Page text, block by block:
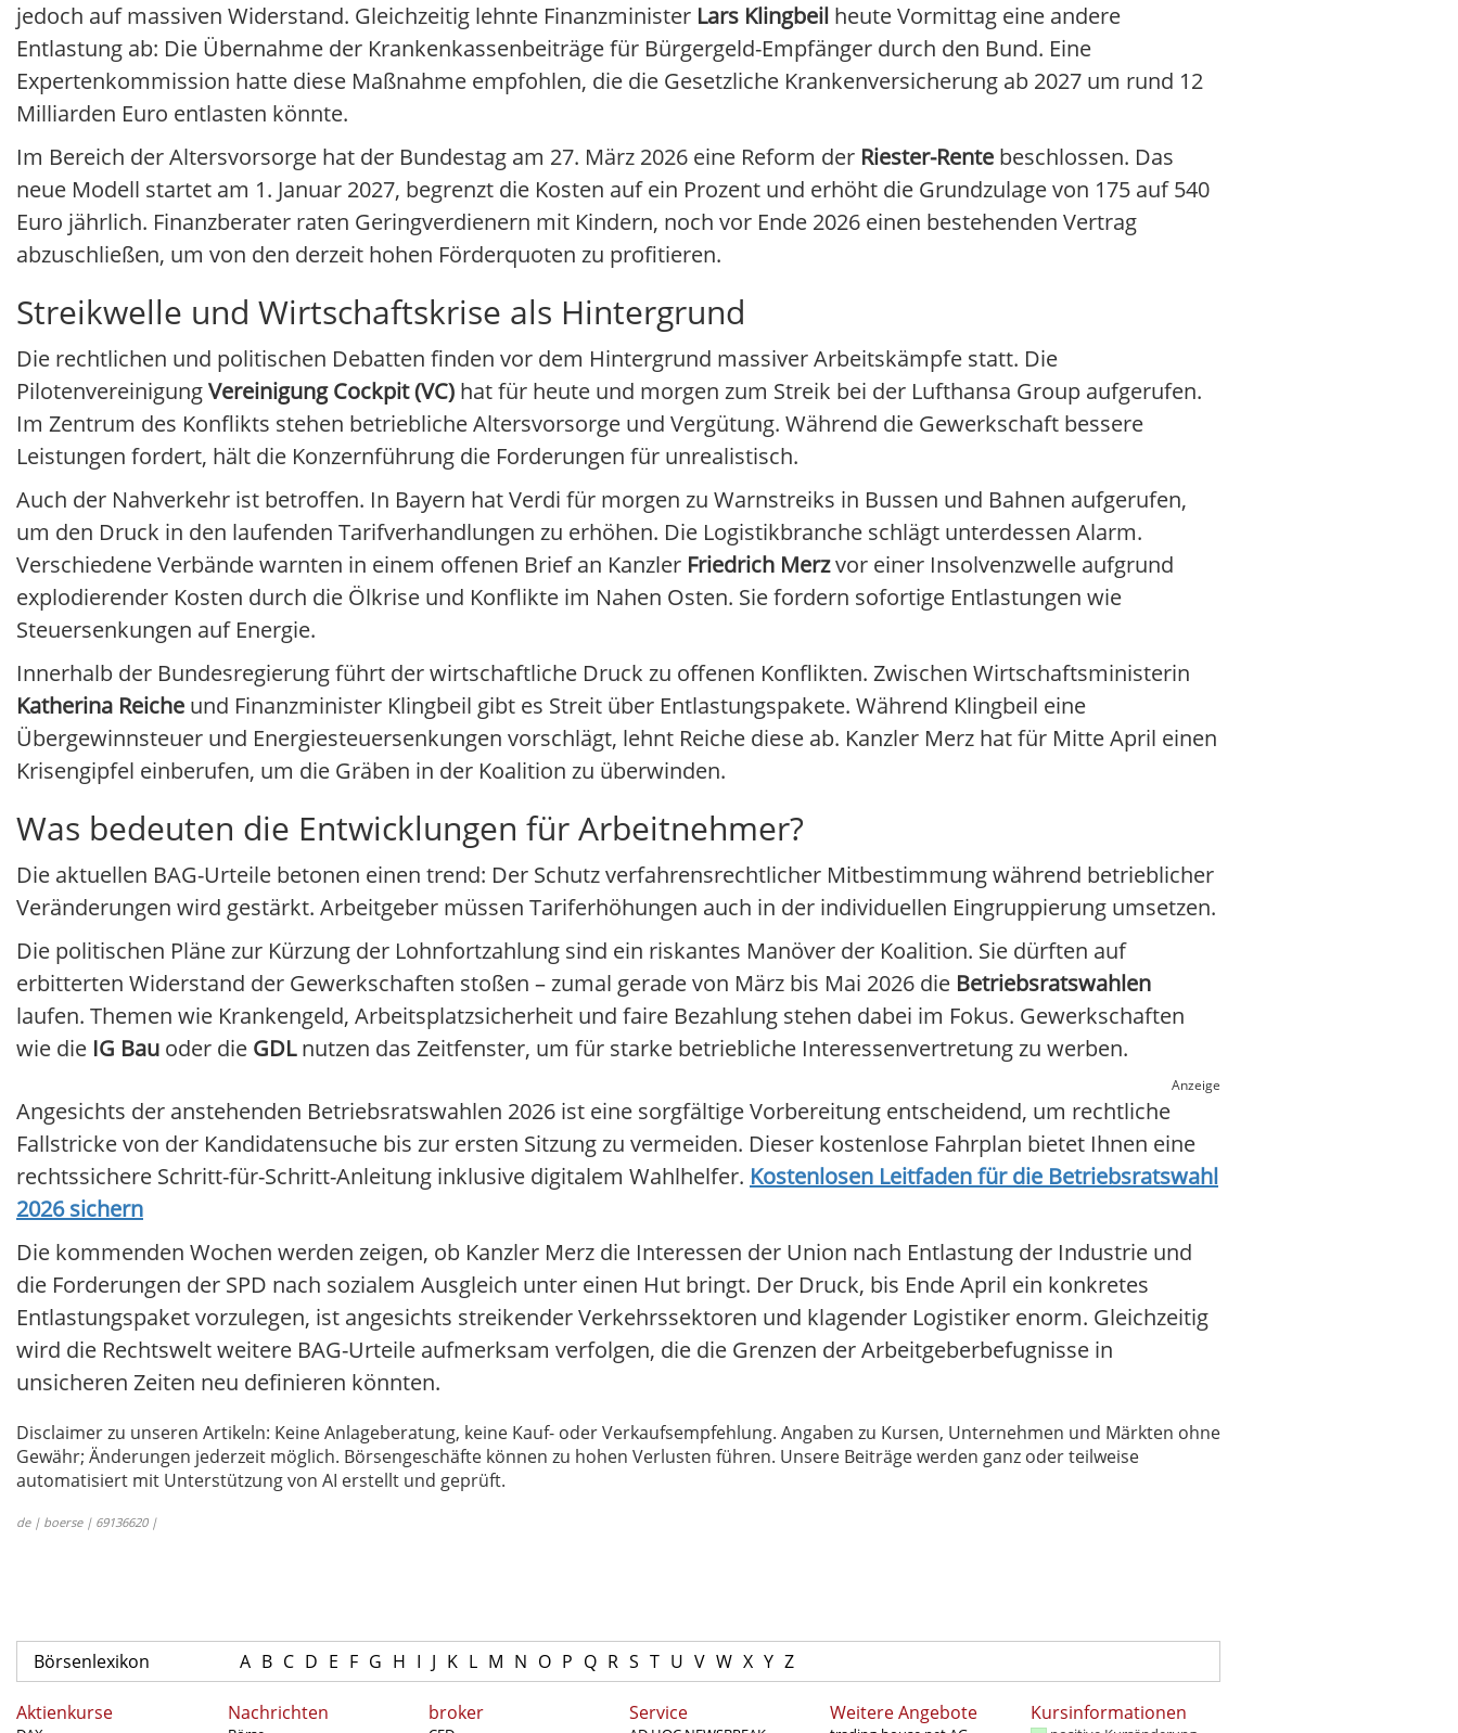
jedoch auf massiven Widerstand. Gleichzeitig lehnte Finanzminister Lars Klingbeil heute Vormittag eine andere
Entlastung ab: Die Übernahme der Krankenkassenbeiträge für Bürgergeld-Empfänger durch den Bund. Eine
Expertenkommission hatte diese Maßnahme empfohlen, die die Gesetzliche Krankenversicherung ab 2027 um rund 12
Milliarden Euro entlasten könnte.
Im Bereich der Altersvorsorge hat der Bundestag am 27. März 2026 eine Reform der Riester-Rente beschlossen. Das
neue Modell startet am 1. Januar 2027, begrenzt die Kosten auf ein Prozent und erhöht die Grundzulage von 175 auf 540
Euro jährlich. Finanzberater raten Geringverdienern mit Kindern, noch vor Ende 2026 einen bestehenden Vertrag
abzuschließen, um von den derzeit hohen Förderquoten zu profitieren.
Streikwelle und Wirtschaftskrise als Hintergrund
Die rechtlichen und politischen Debatten finden vor dem Hintergrund massiver Arbeitskämpfe statt. Die
PilotenvereinigungVereinigung Cockpit (VC) hat für heute und morgen zum Streik bei der Lufthansa Group aufgerufen.
Im Zentrum des Konflikts stehen betriebliche Altersvorsorge und Vergütung. Während die Gewerkschaft bessere
Leistungen fordert, hält die Konzernführung die Forderungen für unrealistisch.
Auch der Nahverkehr ist betroffen. In Bayern hat Verdi für morgen zu Warnstreiks in Bussen und Bahnen aufgerufen,
um den Druck in den laufenden Tarifverhandlungen zu erhöhen. Die Logistikbranche schlägt unterdessen Alarm.
Verschiedene Verbände warnten in einem offenen Brief an Kanzler Friedrich Merzvor einer Insolvenzwelle aufgrund
explodierender Kosten durch die Ölkrise und Konflikte im Nahen Osten. Sie fordern sofortige Entlastungen wie
Steuersenkungen auf Energie.
Innerhalb der Bundesregierung führt der wirtschaftliche Druck zu offenen Konflikten. Zwischen Wirtschaftsministerin
Katherina Reiche und Finanzminister Klingbeil gibt es Streit über Entlastungspakete. Während Klingbeil eine
Übergewinnsteuer und Energiesteuersenkungen vorschlägt, lehnt Reiche diese ab. Kanzler Merz hat für Mitte April einen
Krisengipfel einberufen, um die Gräben in der Koalition zu überwinden.
Was bedeuten die Entwicklungen für Arbeitnehmer?
Die aktuellen BAG-Urteile betonen einen trend: Der Schutz verfahrensrechtlicher Mitbestimmung während betrieblicher
Veränderungen wird gestärkt. Arbeitgeber müssen Tariferhöhungen auch in der individuellen Eingruppierung umsetzen.
Die politischen Pläne zur Kürzung der Lohnfortzahlung sind ein riskantes Manöver der Koalition. Sie dürften auf
erbitterten Widerstand der Gewerkschaften stoßen – zumal gerade von März bis Mai 2026 die Betriebsratswahlen
laufen. Themen wie Krankengeld, Arbeitsplatzsicherheit und faire Bezahlung stehen dabei im Fokus. Gewerkschaften
wie die IG Bau oder die GDLnutzen das Zeitfenster, um für starke betriebliche Interessenvertretung zu werben.
Anzeige
Angesichts der anstehenden Betriebsratswahlen 2026 ist eine sorgfältige Vorbereitung entscheidend, um rechtliche
Fallstricke von der Kandidatensuche bis zur ersten Sitzung zu vermeiden. Dieser kostenlose Fahrplan bietet Ihnen eine
rechtssichere Schritt-für-Schritt-Anleitung inklusive digitalem Wahlhelfer. Kostenlosen Leitfaden für die Betriebsratswahl
2026 sichern
Die kommenden Wochen werden zeigen, ob Kanzler Merz die Interessen der Union nach Entlastung der Industrie und
die Forderungen der SPD nach sozialem Ausgleich unter einen Hut bringt. Der Druck, bis Ende April ein konkretes
Entlastungspaket vorzulegen, ist angesichts streikender Verkehrssektoren und klagender Logistiker enorm. Gleichzeitig
wird die Rechtswelt weitere BAG-Urteile aufmerksam verfolgen, die die Grenzen der Arbeitgeberbefugnisse in
unsicheren Zeiten neu definieren könnten.
Disclaimer zu unseren Artikeln: Keine Anlageberatung, keine Kauf- oder Verkaufsempfehlung. Angaben zu Kursen, Unternehmen und Märkten ohne
Gewähr; Änderungen jederzeit möglich. Börsengeschäfte können zu hohen Verlusten führen. Unsere Beiträge werden ganz oder teilweise
automatisiert mit Unterstützung von AI erstellt und geprüft.
de | boerse | 69136620 |
Börsenlexikon A B C D E F G H I J K L M N O P Q R S T U V W X Y Z
Aktienkurse Nachrichten broker Service Weitere Angebote Kursinformationen